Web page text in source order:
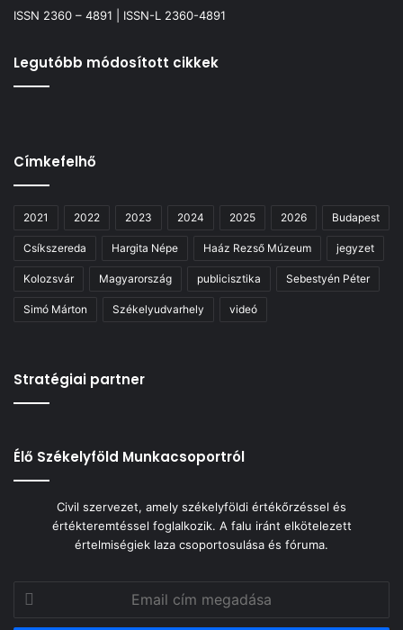
ISSN 2360 – 4891 | ISSN-L 2360-4891
Legutóbb módosított cikkek
Címkefelhő
2021 2022 2023 2024 2025 2026 Budapest
Csíkszereda Hargita Népe Haáz Rezső Múzeum jegyzet
Kolozsvár Magyarország publicisztika Sebestyén Péter
Simó Márton Székelyudvarhely videó
Stratégiai partner
Élő Székelyföld Munkacsoportról
Civil szervezet, amely székelyföldi értékőrzéssel és
értékteremtéssel foglalkozik. A falu iránt elkötelezett
értelmiségiek laza csoportosulása és fóruma.
cím